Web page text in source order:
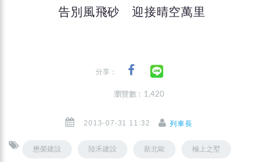
告別風飛砂 迎接晴空萬里
分享：
瀏覽數 : 1,420
2013-07-31 11:32 列車長
懋榮建設 陸禾建設 新北歐 極上之墅